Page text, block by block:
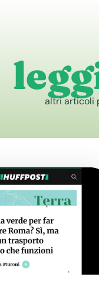
altri articoli